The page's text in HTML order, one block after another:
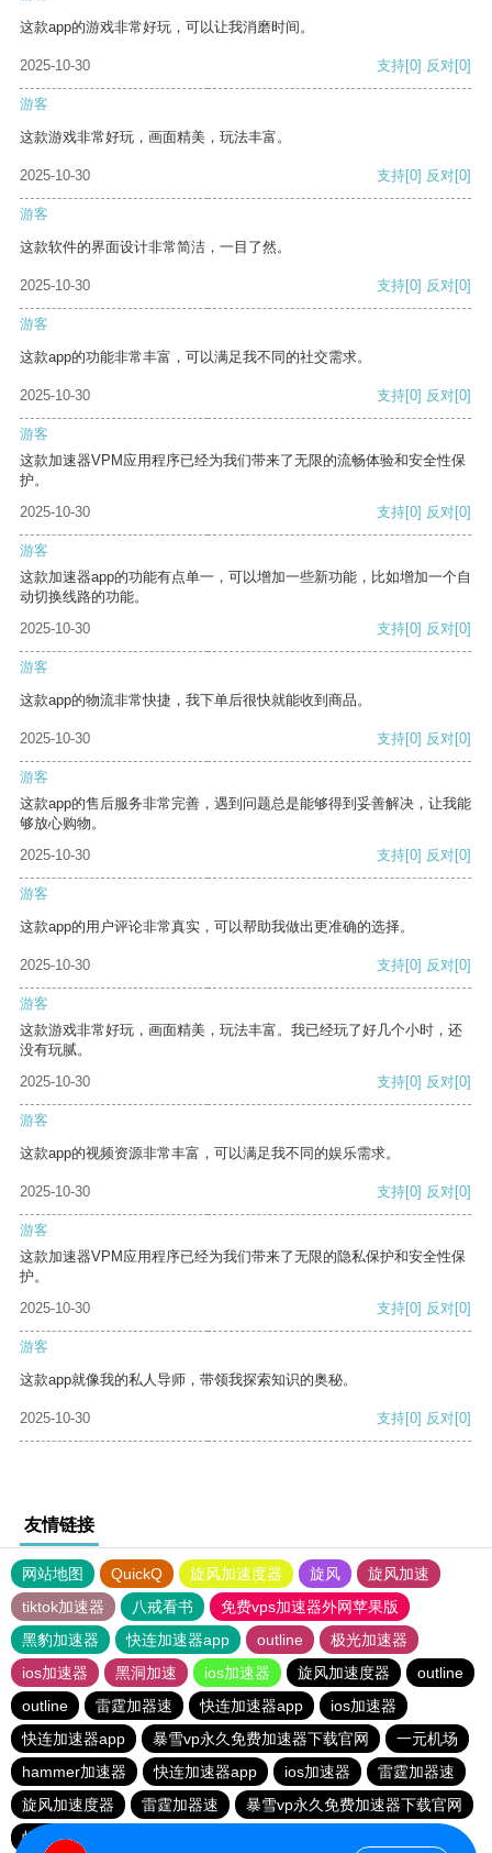
这款app的游戏非常好玩，可以让我消磨时间。
2025-10-30 支持[0] 反对[0]
游客
这款游戏非常好玩，画面精美，玩法丰富。
2025-10-30 支持[0] 反对[0]
游客
这款软件的界面设计非常简洁，一目了然。
2025-10-30 支持[0] 反对[0]
游客
这款app的功能非常丰富，可以满足我不同的社交需求。
2025-10-30 支持[0] 反对[0]
游客
这款加速器VPM应用程序已经为我们带来了无限的流畅体验和安全性保
护。
2025-10-30
支持[0] 反对[0]
游客
这款加速器app的功能有点单一，可以增加一些新功能，比如增加一个自
动切换线路的功能。
2025-10-30
支持[0] 反对[0]
游客
这款app的物流非常快捷，我下单后很快就能收到商品。
2025-10-30 支持[0] 反对[0]
游客
这款app的售后服务非常完善，遇到问题总是能够得到妥善解决，让我能
够放心购物。
2025-10-30
支持[0] 反对[0]
游客
这款app的用户评论非常真实，可以帮助我做出更准确的选择。
2025-10-30 支持[0] 反对[0]
游客
这款游戏非常好玩，画面精美，玩法丰富。我已经玩了好几个小时，还
没有玩腻。
2025-10-30
支持[0] 反对[0]
游客
这款app的视频资源非常丰富，可以满足我不同的娱乐需求。
2025-10-30 支持[0] 反对[0]
游客
这款加速器VPM应用程序已经为我们带来了无限的隐私保护和安全性保
护。
2025-10-30
支持[0] 反对[0]
游客
这款app就像我的私人导师，带领我探索知识的奥秘。
2025-10-30 支持[0] 反对[0]
友情链接
网站地图 QuickQ 旋风加速度器 旋风
旋风加速
tiktok加速器
八戒看书
免费vps加速器外网苹果版
黑豹加速器
快连加速器app outline
极光加速器
ios加速器
黑洞加速 ios加速器 旋风加速度器
outline
outline
雷霆加器速 快连加速器app
ios加速器
快连加速器app
暴雪vp永久免费加速器下载官网
一元机场
hammer加速器
快连加速器app ios加速器
雷霆加器速
旋风加速度器
雷霆加器速
暴雪vp永久免费加速器下载官网
蚂蚁加速npv下载官网ios